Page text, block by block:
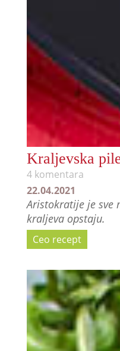
Kraljevska
4 komentara
22.04.2021
Aristokratije je sve
kraljeva opstaju.
Ceo recept